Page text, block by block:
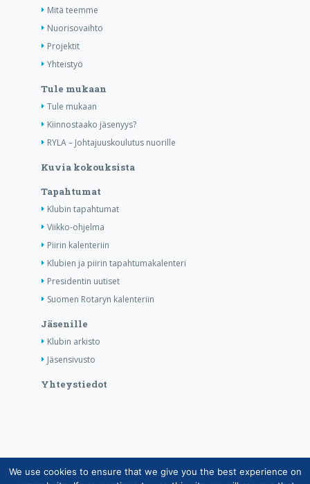
Mitä teemme
Nuorisovaihto
Projektit
Yhteistyö
Tule mukaan
Tule mukaan
Kiinnostaako jäsenyys?
RYLA – Johtajuuskoulutus nuorille
Kuvia kokouksista
Tapahtumat
Klubin tapahtumat
Viikko-ohjelma
Piirin kalenteriin
Klubien ja piirin tapahtumakalenteri
Presidentin uutiset
Suomen Rotaryn kalenteriin
Jäsenille
Klubin arkisto
Jäsensivusto
Yhteystiedot
Copyright © Suomen Rotarypalvelu ry 2026 |
We use cookies to ensure that we give you the best experience on